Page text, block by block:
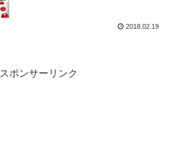
2018.02.19
スポンサーリンク